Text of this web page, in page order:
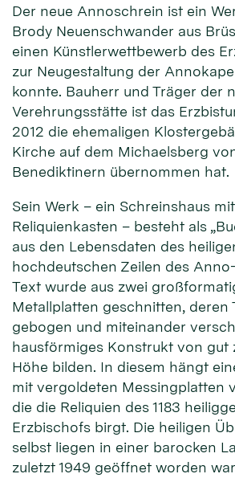
Der neue Annoschrein ist ein
Brody Neuenschwander aus
einen Künstlerwettbewerb des
zur Neugestaltung der
konnte. Bauherr und Träger der
Verehrungsstätte ist das
2012 die ehemaligen
Kirche auf dem Michaelsberg
Benediktinern übernommen hat.
Sein Werk – ein Schreinshaus
Reliquienkasten – besteht als
aus den Lebensdaten des
hochdeutschen Zeilen des
Text wurde aus zwei
Metallplatten geschnitten, deren
gebogen und miteinander
hausförmiges Konstrukt von gut
Höhe bilden. In diesem hängt
mit vergoldeten Messingplatten
die die Reliquien des 1183
Erzbischofs birgt. Die heiligen
selbst liegen in einer barocken
zuletzt 1949 geöffnet worden